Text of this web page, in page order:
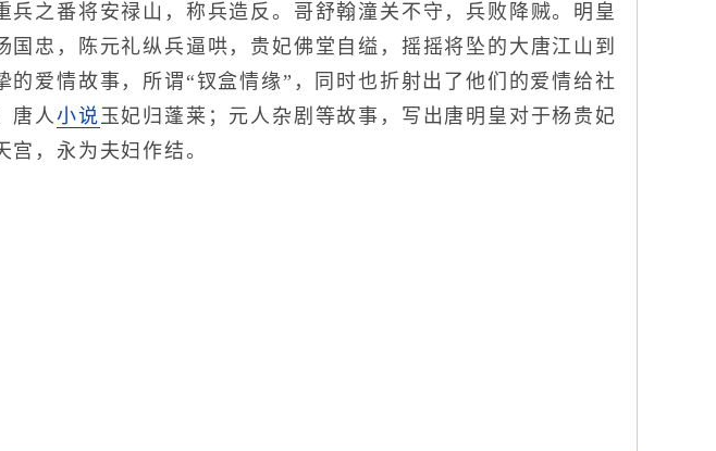
之番将安禄山，称兵造反。哥舒翰潼关不守，兵败降贼。明皇
忠，陈元礼纵兵逼哄，贵妃佛堂自缢，摇摇将坠的大唐江山到
爱情故事，所谓“钗盒情缘”，同时也折射出了他们的爱情给社
唐人小说玉妃归蓬莱；元人杂剧等故事，写出唐明皇对于杨贵妃
，永为夫妇作结。